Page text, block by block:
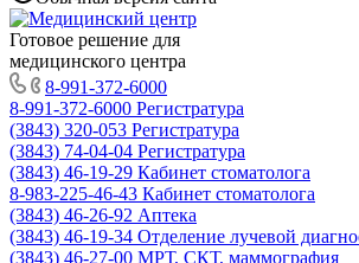
Готовое решение для
медицинского центра
8-991-372-6000
8-991-372-6000 Регистратура
(3843) 320-053 Регистратура
(3843) 74-04-04 Регистратура
(3843) 46-19-29 Кабинет стоматолога
8-983-225-46-43 Кабинет стоматолога
(3843) 46-26-92 Аптека
(3843) 46-19-34 Отделение лучевой
(3843) 46-27-00 МРТ, СКТ, маммография